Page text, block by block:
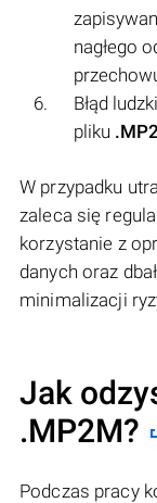
nagłego
Błąd
pliku
W przypadku
zaleca się
korzystanie z
danych oraz
minimalizacji
Jak
.MP2M?
Podczas pracy